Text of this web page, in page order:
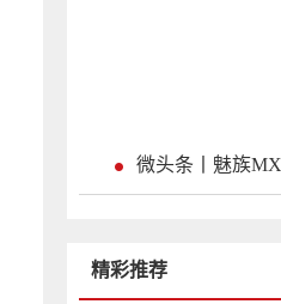
微头条丨魅族
精彩推荐